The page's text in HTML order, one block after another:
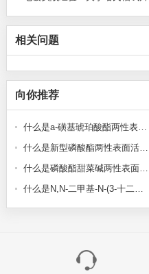
相关问题
向你推荐
什么是a-磺基琥珀酸酯两性表面活性剂？
什么是新型磷酸酯两性表面活性剂？
什么是磷酸酯甜菜碱两性表面活性剂？
什么是N,N-二甲基-N-(3-十二烷氧基-2-羟基丙基)甜菜碱？